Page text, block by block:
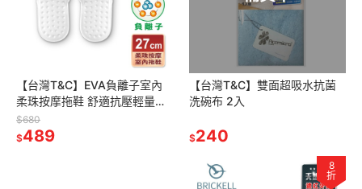
【台灣T&C】EVA負離子室內
柔珠按摩拖鞋 舒適抗壓輕量室
內拖鞋 eva 拖鞋 居家拖鞋 防滑
拖鞋 台灣製拖鞋 按摩拖鞋
$680
$489
【台灣T&C】雙面超吸水抗菌
洗碗布 2入
$240
8
折